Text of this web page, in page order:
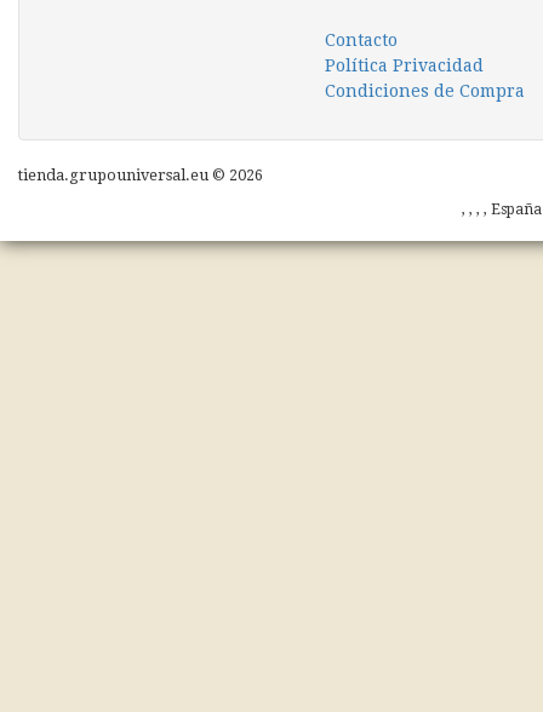
Contacto
Política Privacidad
Condiciones de Compra
tienda.grupouniversal.eu © 2026
, , , ,